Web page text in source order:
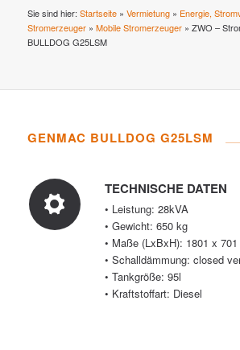
Sie sind hier: Startseite» Vermietung» Energie,
Stromerzeuger» Mobile Stromerzeuger» ZWO –
BULLDOG G25LSM
GENMAC BULLDOG G25LSM
TECHNISCHE DATEN
• Leistung: 28kVA
• Gewicht: 650 kg
• Maße (LxBxH): 1801 x
• Schalldämmung: closed
• Tankgröße: 95l
• Kraftstoffart: Diesel